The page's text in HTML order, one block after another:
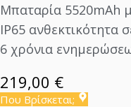
Μπαταρία 5520mAh
IP65 ανθεκτικότητα
6 χρόνια
219,00 €
Που Βρίσκεται;